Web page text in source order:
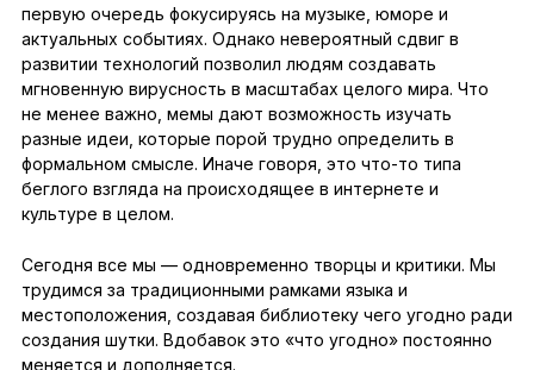
первую очередь фокусируясь на музыке, юморе и
актуальных событиях. Однако невероятный сдвиг в
развитии технологий позволил людям создавать
мгновенную вирусность в масштабах целого мира. Что
не менее важно, мемы дают возможность изучать
разные идеи, которые порой трудно определить в
формальном смысле. Иначе говоря, это что-то типа
беглого взгляда на происходящее в интернете и
культуре в целом.
Сегодня все мы — одновременно творцы и критики. Мы
трудимся за традиционными рамками языка и
местоположения, создавая библиотеку чего угодно ради
создания шутки. Вдобавок это «что угодно» постоянно
меняется и дополняется.